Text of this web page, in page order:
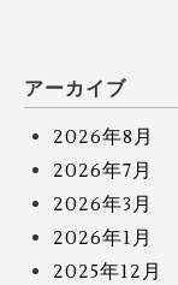
アーカイブ
2026年8月
2026年7月
2026年3月
2026年1月
2025年12月